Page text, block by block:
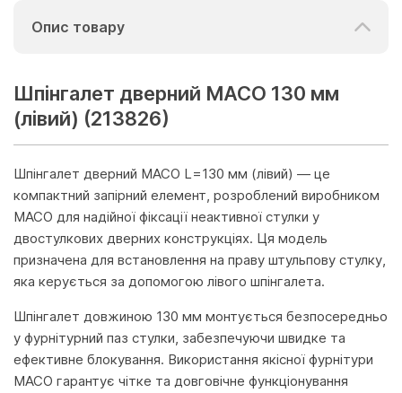
Опис товару
Шпінгалет дверний MACO 130 мм
(лівий) (213826)
Шпінгалет дверний MACO L=130 мм (лівий) — це
компактний запірний елемент, розроблений виробником
MACO для надійної фіксації неактивної стулки у
двостулкових дверних конструкціях. Ця модель
призначена для встановлення на праву штульпову стулку,
яка керується за допомогою лівого шпінгалета.
Шпінгалет довжиною 130 мм монтується безпосередньо
у фурнітурний паз стулки, забезпечуючи швидке та
ефективне блокування. Використання якісної фурнітури
MACO гарантує чітке та довговічне функціонування